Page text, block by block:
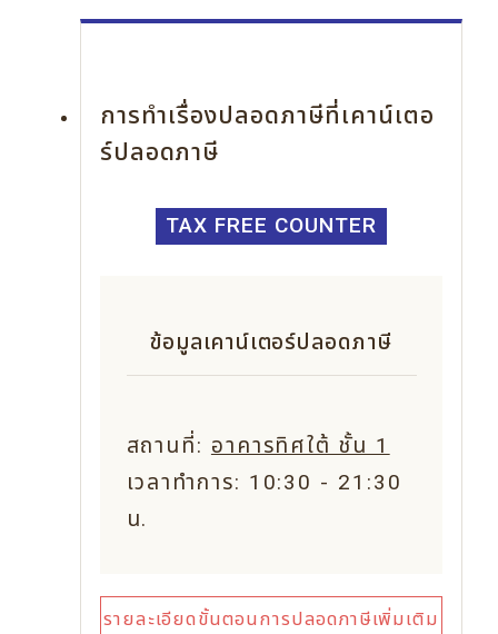
การทำเรื่องปลอดภาษีที่เคาน์เตอ
ร์ปลอดภาษี
TAX FREE COUNTER
ข้อมูลเคาน์เตอร์ปลอดภาษี
สถานที่: อาคารทิศใต้ ชั้น 1
เวลาทำการ: 10:30 - 21:30
น.
รายละเอียดขั้นตอนการปลอดภาษีเพิ่มเติม